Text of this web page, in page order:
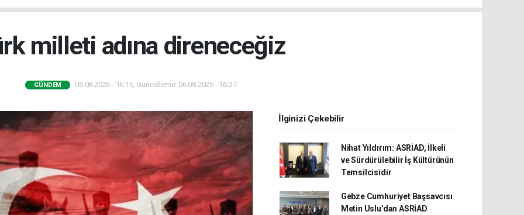
milleti adına direneceğiz
GÜNDEM 06.08.2026 - 16:15, Güncelleme: 06.08.2026 - 16:27
İlginizi Çekebilir
Nihat Yıldırım: ASRİAD, İlkeli
ve Sürdürülebilir İş Kültürünün
Temsilcisidir
Gebze Cumhuriyet Başsavcısı
Metin Uslu’dan ASRİAD